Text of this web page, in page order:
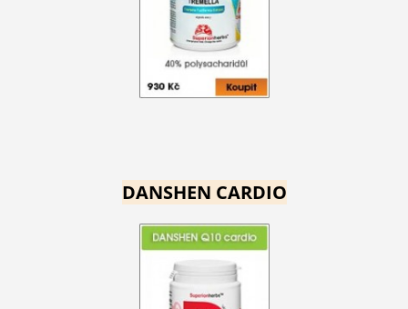
DANSHEN CARDIO